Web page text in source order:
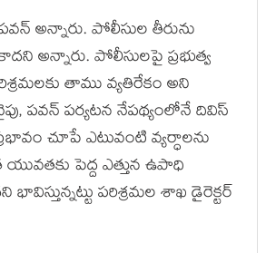
అన్నారు. పోలీసుల తీరును
అన్నారు. పోలీసులపై ప్రభుత్వ
తాము వ్యతిరేకం అని
పవన్ పర్యటన నేపథ్యంలోనే దివిస్
చూపే ఎటువంటి వ్యర్ధాలను
పెద్ద ఎత్తున ఉపాధి
పరిశ్రమల శాఖ డైరెక్టర్